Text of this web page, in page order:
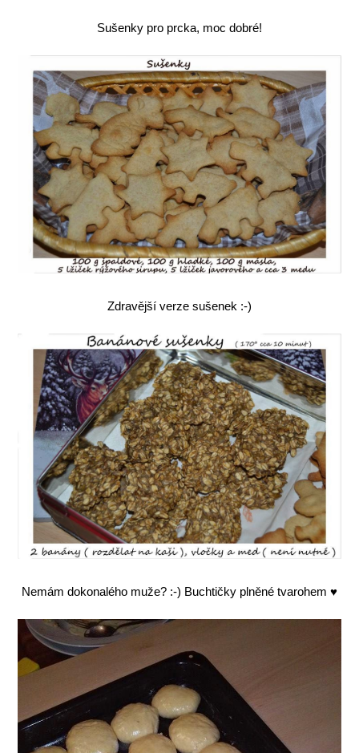
Sušenky pro prcka, moc dobré!
Zdravější verze sušenek :-)
Nemám dokonalého muže? :-) Buchtičky plněné tvarohem ♥